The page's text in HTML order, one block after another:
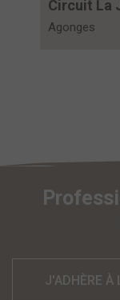
Circuit La
Agonges
J'ADHÈRE À